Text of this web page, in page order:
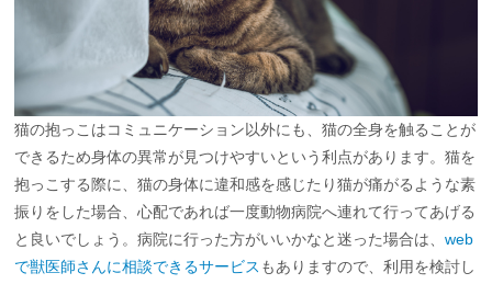
猫の抱っこはコミュニケーション以外にも、猫の全身を触ることが
できるため身体の異常が見つけやすいという利点があります。猫を
抱っこする際に、猫の身体に違和感を感じたり猫が痛がるような素
振りをした場合、心配であれば一度動物病院へ連れて行ってあげる
と良いでしょう。病院に行った方がいいかなと迷った場合は、web
で獣医師さんに相談できるサービス もありますので、利用を検討し